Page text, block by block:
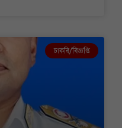
চাকরি/বিজ্ঞপ্তি